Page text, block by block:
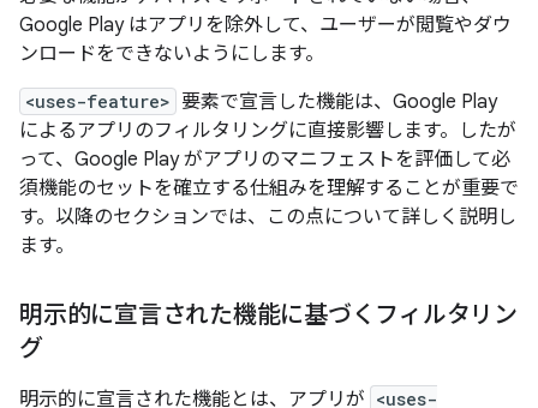
Google Play はアプリを除外して、ユーザーが閲覧やダウ
ンロードをできないようにします。
<uses-feature> 要素で宣言した機能は、Google Play
によるアプリのフィルタリングに直接影響します。したが
って、Google Play がアプリのマニフェストを評価して必
須機能のセットを確立する仕組みを理解することが重要で
す。以降のセクションでは、この点について詳しく説明し
ます。
明示的に宣言された機能に基づくフィルタリン
グ
明示的に宣言された機能とは、アプリが <uses-